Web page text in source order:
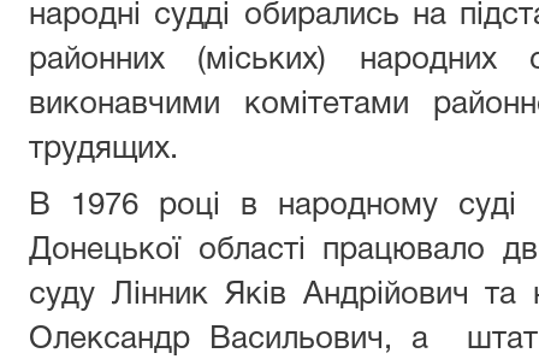
народні судді обирались на
районних (міських) народних
виконавчими комітетами
трудящих.
В 1976 році в народному суді
Донецької області працювало
суду Лінник Яків Андрійович
Олександр Васильович, а